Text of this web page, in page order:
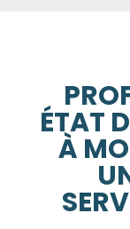
ÉTAT
À